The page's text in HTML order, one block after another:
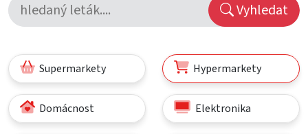
Vyhledat
Supermarkety Hypermarkety
Domácnost Elektronika